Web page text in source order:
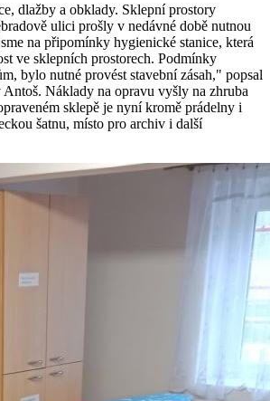
dlažby a obklady. Sklepní prostory
ulici prošly v nedávné době nutnou
na připomínky hygienické stanice, která
ve sklepních prostorech. Podmínky
bylo nutné provést stavební zásah," popsal
Antoš. Náklady na opravu vyšly na zhruba
sklepě je nyní kromě prádelny i
šatnu, místo pro archiv i další